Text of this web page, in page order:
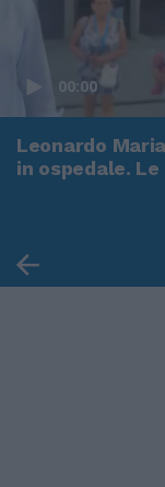
00:00
Leonardo
in ospedale.